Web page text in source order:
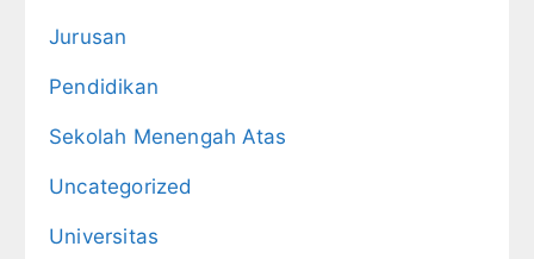
Jurusan
Pendidikan
Sekolah Menengah Atas
Uncategorized
Universitas